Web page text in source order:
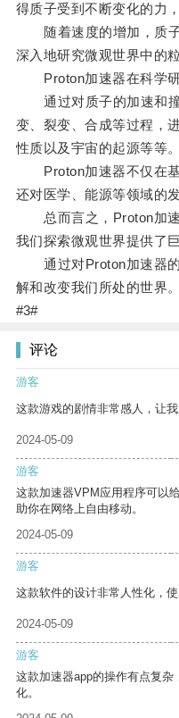
得质子受到不断变化的力
随着速度的增加，质子
深入地研究微观世界中的
Proton加速器在科学研
通过对质子的加速和撞
变、裂变、合成等过程，
性质以及宇宙的起源等等。
Proton加速器不仅在基
还对医学、能源等领域的
总而言之，Proton加速
我们探索微观世界提供了
通过对Proton加速器的
解和改变我们所处的世界。
#3#
评论
游客
这款游戏的剧情非常感人，让我
2024-05-09
游客
这款加速器VPM应用程序可以
助你在网络上自由移动。
2024-05-09
游客
这款软件的设计非常人性化，使
2024-05-09
游客
这款加速器app的操作有点复
化。